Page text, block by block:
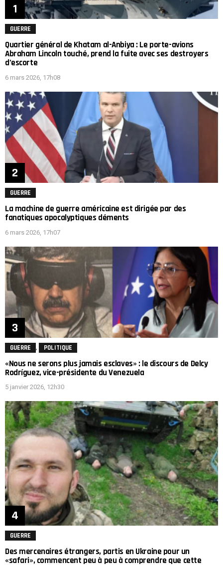
GUERRE
Quartier général de Khatam al-Anbiya : Le porte-avions
Abraham Lincoln touché, prend la fuite avec ses destroyers
d’escorte
6 mars 2026, 17h08
GUERRE
La machine de guerre américaine est dirigée par des
fanatiques apocalyptiques déments
6 mars 2026, 17h07
GUERRE , POLITIQUE
«Nous ne serons plus jamais esclaves» : le discours de Delcy
Rodríguez, vice-présidente du Venezuela
5 janvier 2026, 12h30
GUERRE
Des mercenaires étrangers, partis en Ukraine pour un
«safari», commencent peu à peu à comprendre que cette